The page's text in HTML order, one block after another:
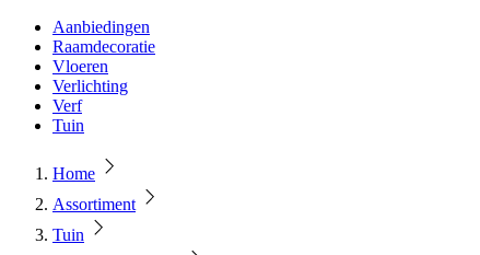
Aanbiedingen
Raamdecoratie
Vloeren
Verlichting
Verf
Tuin
Home
Assortiment
Tuin